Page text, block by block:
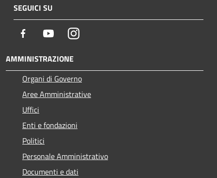
SEGUICI SU
Facebook YoutubeInstagram
AMMINISTRAZIONE
Organi di Governo
Aree Amministrative
Uffici
Enti e fondazioni
Politici
Personale Amministrativo
Documenti e dati